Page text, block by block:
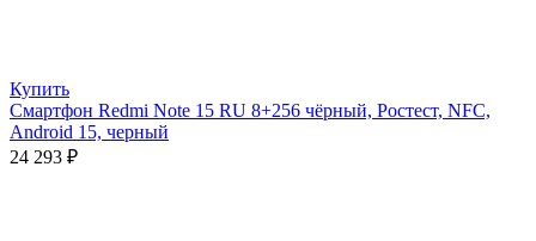
Купить
Смартфон Redmi Note 15 RU 8+256 чёрный, Ростест, NFC,
Android 15, черный
24 293 ₽